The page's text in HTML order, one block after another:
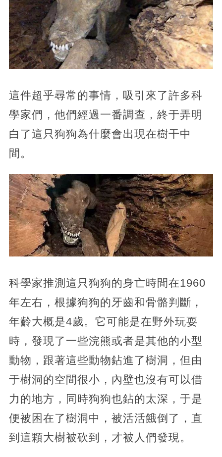
這件超乎尋常的事情，吸引來了許多科
學家們，他們經過一番調查，終于弄明
白了這只狗狗為什麼會出現在樹干中
間。
科學家推測這只狗狗的身亡時間在1960
年左右，根據狗狗的牙齒和骨骼判斷，
年齡大概是4歲。它可能是在野外玩耍
時，發現了一些浣熊或者是其他的小型
動物，跟著這些動物鉆進了樹洞，但由
于樹洞的空間很小，內壁也沒有可以借
力的地方，同時狗狗也鉆的太深，于是
便被困在了樹洞中，被活活餓倒了，直
到這顆大樹被砍到，才被人們發現。